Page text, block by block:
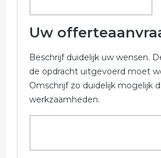
Uw
Beschrijf duidelijk uw wensen.
de opdracht uitgevoerd moet
Omschrijf zo duidelijk mogelijk
werkzaamheden.